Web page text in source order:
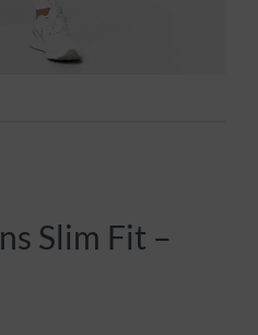
Slim Fit –